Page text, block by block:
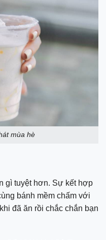
mùa hè
gì tuyệt hơn. Sự kết hợp
bánh mềm chấm với
đã ăn rồi chắc chắn bạn